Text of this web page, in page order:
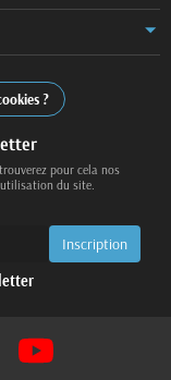
?
pour cela nos
du site.